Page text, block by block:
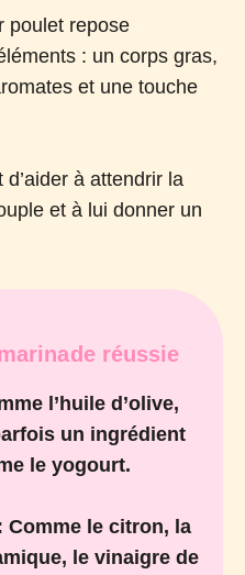
poulet repose
: un corps gras,
et une touche
d’aider à attendrir la
et à lui donner un
réussie
l’huile d’olive,
un ingrédient
le yogourt.
Comme le citron, la
le vinaigre de